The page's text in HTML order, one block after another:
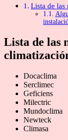
Lista de las
Lista de las
Docaclima
Serclimec
Geficiens
Milectric
Mundoclima
Newteck
Climasa